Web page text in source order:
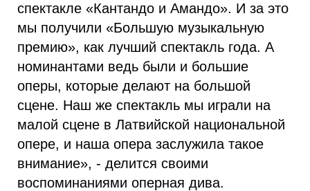
спектакле «Кантандо и Амандо». И за это
мы получили «Большую музыкальную
премию», как лучший спектакль года. А
номинантами ведь были и большие
оперы, которые делают на большой
сцене. Наш же спектакль мы играли на
малой сцене в Латвийской национальной
опере, и наша опера заслужила такое
внимание», - делится своими
воспоминаниями оперная дива.